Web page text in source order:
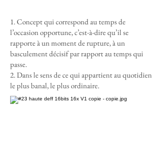
1. Concept qui correspond au temps de
l’occasion opportune, c’est-à-dire qu’il se
rapporte à un moment de rupture, à un
basculement décisif par rapport au temps qui
passe.
2. Dans le sens de ce qui appartient au quotidien
le plus banal, le plus ordinaire.